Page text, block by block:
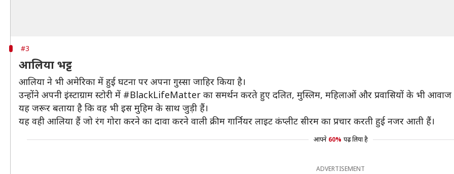
#3
आलिया भट्ट
आलिया ने भी अमेरिका में हुई घटना पर अपना गुस्सा जाहिर किया है।
उन्होंने अपनी इंस्टाग्राम स्टोरी में #BlackLifeMatter का समर्थन करते हुए दलित, मुस्लिम, महिलाओं और प्रवासियों के भी आवाज
यह जरूर बताया है कि वह भी इस मुहिम के साथ जुड़ी हैं।
यह वही आलिया हैं जो रंग गोरा करने का दावा करने वाली क्रीम गार्नियर लाइट कंप्लीट सीरम का प्रचार करती हुई नजर आती हैं।
आपने 60% पढ़ लिया है
ADVERTISEMENT